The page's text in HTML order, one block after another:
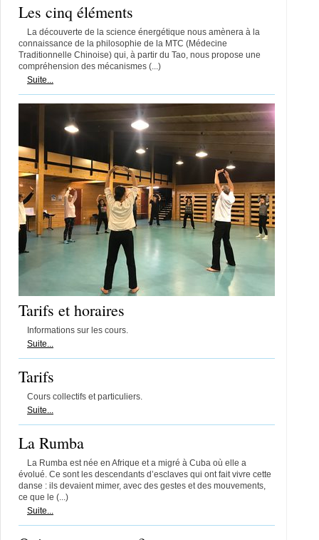
Les cinq éléments
La découverte de la science énergétique nous amènera à la
connaissance de la philosophie de la MTC (Médecine
Traditionnelle Chinoise) qui, à partir du Tao, nous propose une
compréhension des mécanismes (...)
Suite...
Tarifs et horaires
Informations sur les cours.
Suite...
Tarifs
Cours collectifs et particuliers.
Suite...
La Rumba
La Rumba est née en Afrique et a migré à Cuba où elle a
évolué. Ce sont les descendants d’esclaves qui ont fait vivre cette
danse : ils devaient mimer, avec des gestes et des mouvements,
ce que le (...)
Suite...